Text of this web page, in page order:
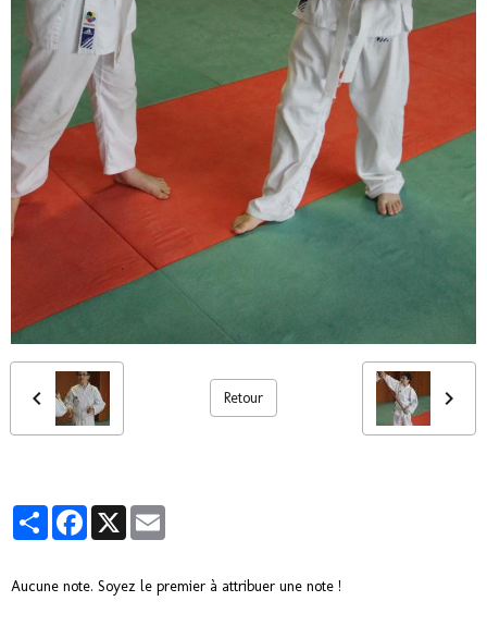
Retour
PartagerFacebook
X
Aucune note. Soyez le premier à attribuer une note !